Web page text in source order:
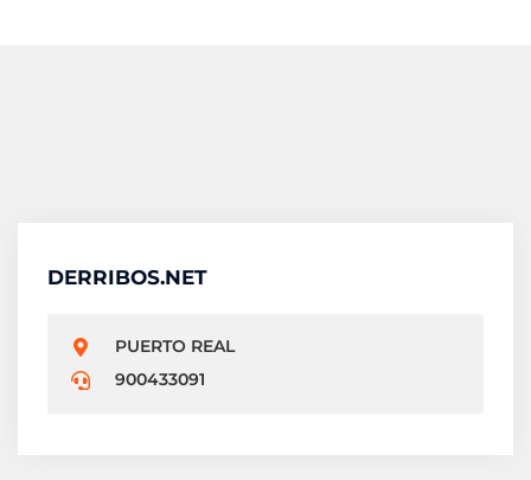
DERRIBOS.NET
PUERTO REAL
900433091